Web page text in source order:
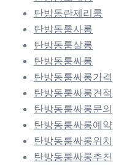
탄방동란제리룸
탄방동룸사롱
탄방동룸살롱
탄방동룸싸롱
탄방동룸싸롱가격
탄방동룸싸롱견적
탄방동룸싸롱문의
탄방동룸싸롱예약
탄방동룸싸롱위치
탄방동룸싸롱추천